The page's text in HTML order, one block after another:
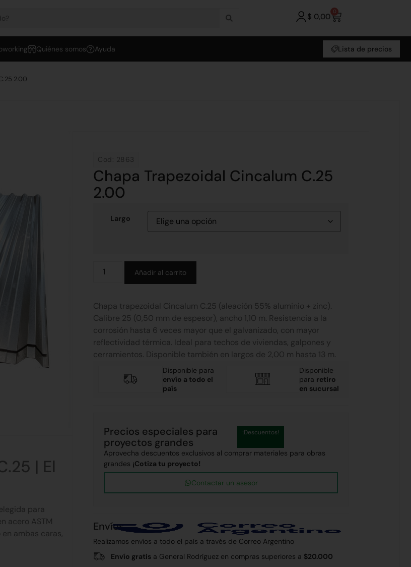
$ 0,00 0
Quiénes somos Ayuda Lista de precios
2.00
| El
para
acero ASTM
ambas caras,
Cod: 2863
Chapa Trapezoidal Cincalum C.25
2.00
Largo
Añadir al carrito
Chapa trapezoidal Cincalum C.25 (aleación 55% aluminio + zinc).
Calibre 25 (0,50 mm de espesor), ancho 1,10 m. Resistencia a la
corrosión hasta 6 veces mayor que el galvanizado, con mayor
reflectividad térmica. Ideal para techos de viviendas, galpones y
cerramientos. Disponible también en largos de 2,00 m hasta 13 m.
Disponible para
envío a todo el
país
Disponible
para retiro
en sucursal
Precios especiales para
proyectos grandes
¡Descuentos!
Aprovecha descuentos exclusivos al comprar materiales para obras
grandes ¡Cotiza tu proyecto!
Contactar un asesor
Envíos
Realizamos envíos a todo el país a través de Correo Argentino
Envío gratis a General Rodríguez en compras superiores a $20.000